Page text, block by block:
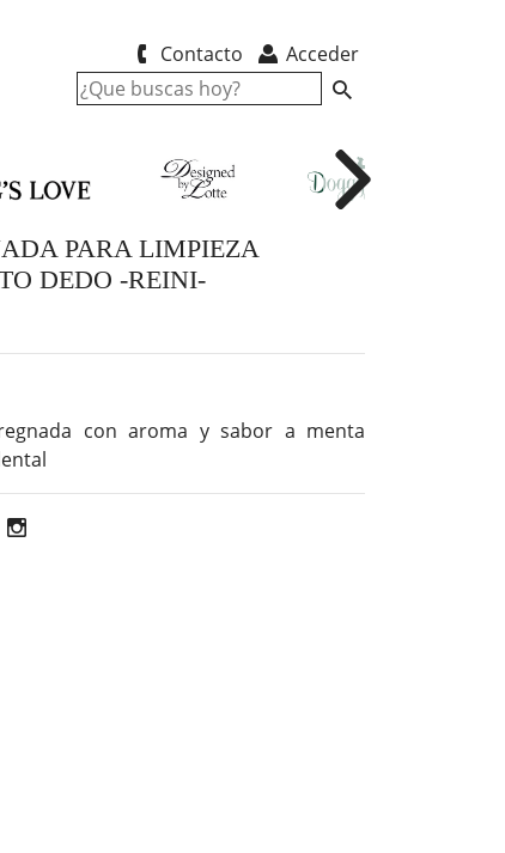
Contacto Acceder
PARA LIMPIEZA
DEDO -REINI-
con aroma y sabor a menta